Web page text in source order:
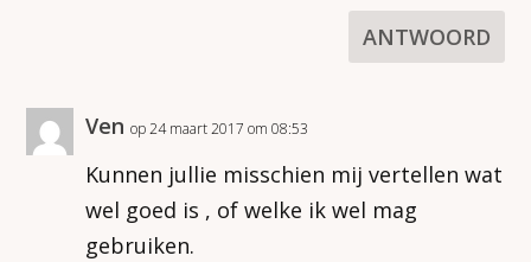
ANTWOORD
Ven op 24 maart 2017 om 08:53
Kunnen jullie misschien mij vertellen wat
wel goed is , of welke ik wel mag
gebruiken.